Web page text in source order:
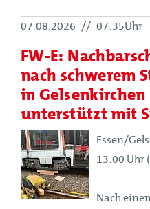
07.08.2026 // 07:35Uhr
FW-E:
nach schwerem
in Gelsenkirchen
unterstützt mit
Essen/
13:00 Uhr
Nach